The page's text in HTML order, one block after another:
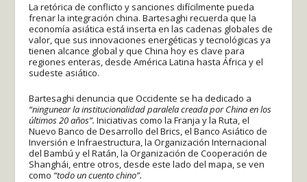
La retórica de conflicto y sanciones difícilmente pueda
frenar la integración china. Bartesaghi recuerda que la
economía asiática está inserta en las cadenas globales de
valor, que sus innovaciones energéticas y tecnológicas ya
tienen alcance global y que China hoy es clave para
regiones enteras, desde América Latina hasta África y el
sudeste asiático.
Bartesaghi denuncia que Occidente se ha dedicado a
“ningunear la institucionalidad paralela creada por China en los
últimos 20 años”.Iniciativas como la Franja y la Ruta, el
Nuevo Banco de Desarrollo del Brics, el Banco Asiático de
Inversión e Infraestructura, la Organización Internacional
del Bambú y el Ratán, la Organización de Cooperación de
Shanghái, entre otros, desde este lado del mapa, se ven
como “todo un cuento chino”.